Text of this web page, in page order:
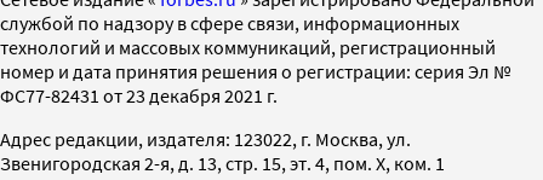
службой по надзору в сфере связи, информационных
технологий и массовых коммуникаций, регистрационный
номер и дата принятия решения о регистрации: серия Эл №
ФС77-82431 от 23 декабря 2021 г.
Адрес редакции, издателя: 123022, г. Москва, ул.
Звенигородская 2-я, д. 13, стр. 15, эт. 4, пом. X, ком. 1